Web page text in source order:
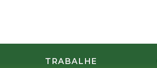
TRABALHE